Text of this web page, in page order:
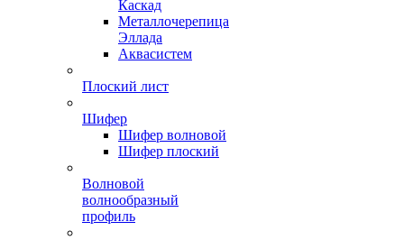
Каскад
Металлочерепица
Эллада
Аквасистем
Плоский лист
Шифер
Шифер волновой
Шифер плоский
Волновой
волнообразный
профиль